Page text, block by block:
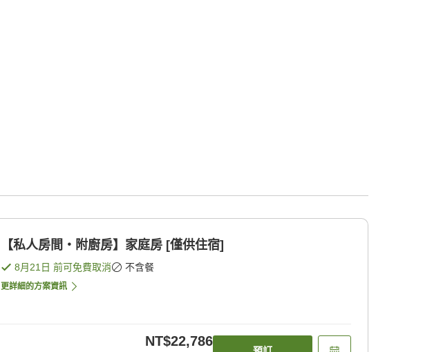
【私人房間・附廚房】家庭房 [僅供住宿]
8月21日 前可免費取消 不含餐
更詳細的方案資訊
NT$22,786